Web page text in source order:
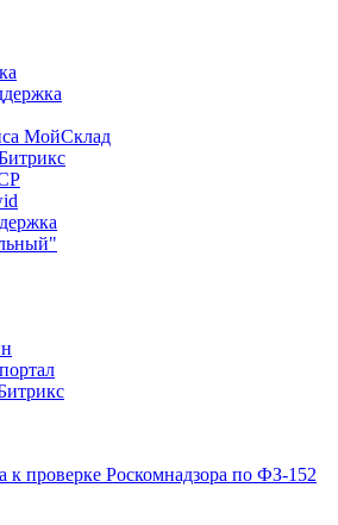
МойСклад
к проверке Роскомнадзора по ФЗ-152